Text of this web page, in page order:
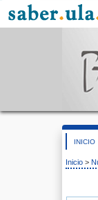
INICIO
Inicio >